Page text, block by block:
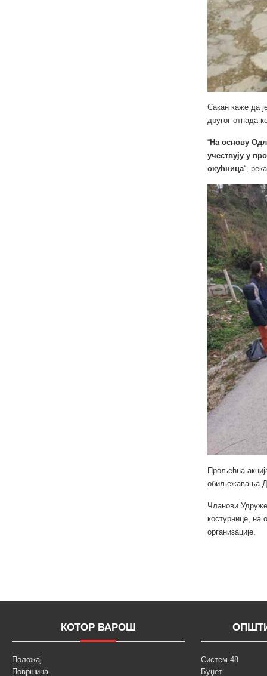
Сакан каже да
другог отпада
“На основу
учествују у
окућница“,
Прољећна
обиљежавања
Чланови
костурнице, на
организације.
КОТОР ВАРОШ
Положај
Површина
Систем 48
Буџет